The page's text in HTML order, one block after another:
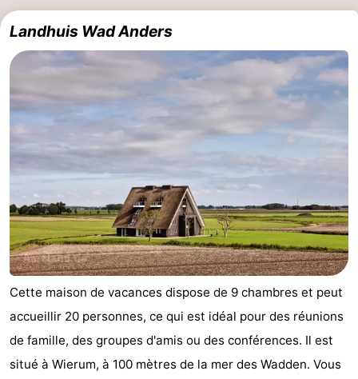
Landhuis Wad Anders
Cette maison de vacances dispose de 9 chambres et peut
accueillir 20 personnes, ce qui est idéal pour des réunions
de famille, des groupes d'amis ou des conférences. Il est
situé à Wierum, à 100 mètres de la mer des Wadden. Vous